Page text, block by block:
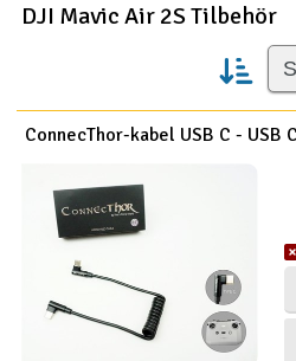
Bilar
Båtar
Drönare
Drönare för FPV
Flygplan
DJI Mavic Air 2S Tilbehör
ConnecThor-kabel USB C - USB